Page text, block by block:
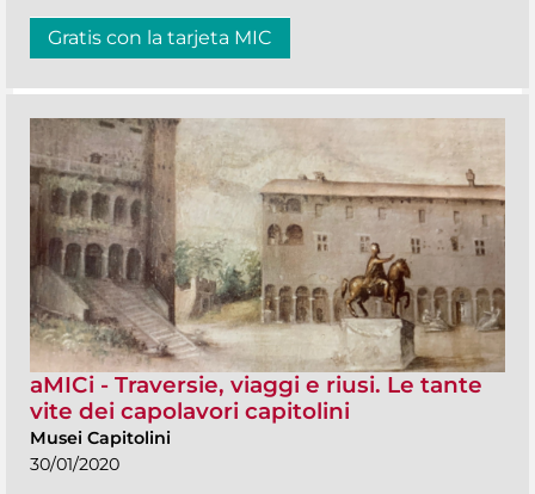
Gratis con la tarjeta MIC
aMICi - Traversie, viaggi e riusi. Le tante
vite dei capolavori capitolini
Musei Capitolini
30/01/2020